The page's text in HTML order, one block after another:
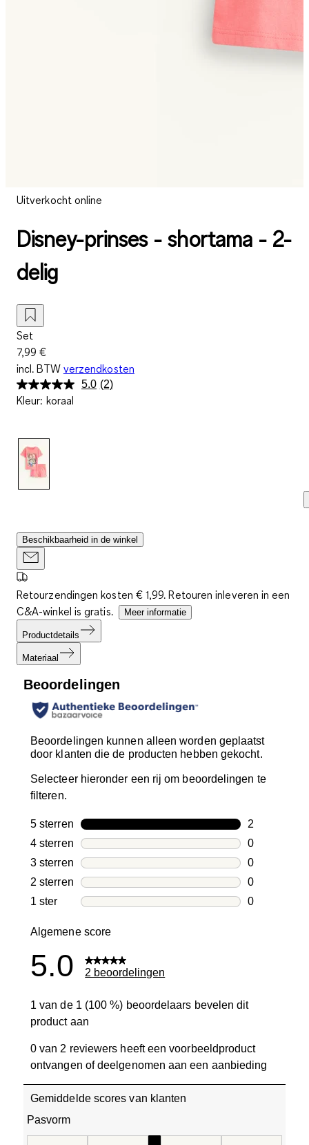
Uitverkocht online
Disney-prinses - shortama - 2-
delig
Set
7,99 €
incl. BTW verzendkosten
5.0 Lees
(2)
Kleur: koraal
Beschikbaarheid in de winkel
Retourzendingen kosten € 1,99. Retouren inleveren in een
C&A-winkel is gratis.
Meer informatie
Productdetails
Materiaal
Beoordelingen
Beoordelingen kunnen alleen worden geplaatst
door klanten die de producten hebben gekocht.
Selecteer hieronder een rij om beoordelingen te
filteren.
5 sterren sterren
2
2
4 sterren sterren
0
0
3 sterren sterren
0
0
2 sterren sterren
0
0
1 ster sterren
0
Algemene score
5.0 2 beoordelingen
1 van de 1 (100 %) beoordelaars bevelen dit
product aan
0 van 2 reviewers heeft een voorbeeldproduct
ontvangen of deelgenomen aan een aanbieding
Gemiddelde scores van klanten
Pasvorm